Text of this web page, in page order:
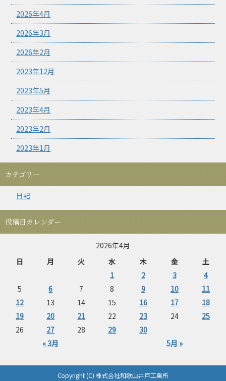
2026年4月
2026年3月
2026年2月
2023年12月
2023年5月
2023年4月
2023年2月
2023年1月
カテゴリー
日記
投稿日カレンダー
2026年4月
日
月 火 水 木 金 土
« 3月 5月 »
1 2 3
4
5
6 7 8 9 10
11
12
13 14 15 16 17
18
19
20 21 22 23 24
25
26
27 28 29 30
Copyright (C) 株式会社和歌山井戸工業所